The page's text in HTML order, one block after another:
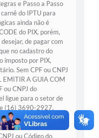
e Passo a Passo
do IPTU para
ainda não é
do PIX, porém,
de pagar com
no cadastro do
imposto por PIX,
Sem CPF ou CNPJ
EMITIR A GUIA COM
ou CNPJ do
ligue para o setor de
(16) 3690-2927.
PIX Acesse o
a opção de
ou Código do